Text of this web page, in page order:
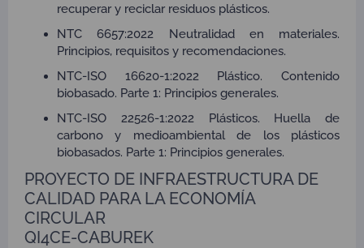
recuperar y reciclar residuos plásticos.
NTC 6657:2022 Neutralidad en materiales.
Principios, requisitos y recomendaciones.
NTC-ISO 16620-1:2022 Plástico. Contenido
biobasado. Parte 1: Principios generales.
NTC-ISO 22526-1:2022 Plásticos. Huella de
carbono y medioambiental de los plásticos
biobasados. Parte 1: Principios generales.
PROYECTO DE INFRAESTRUCTURA DE
CALIDAD PARA LA ECONOMÍA
CIRCULAR
QI4CE-CABUREK